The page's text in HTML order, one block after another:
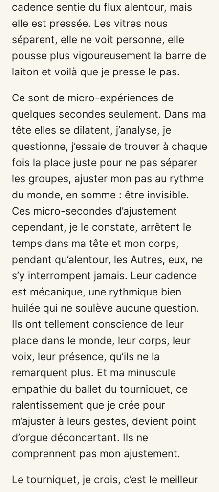
cadence sentie du flux alentour, mais
elle est pressée. Les vitres nous
séparent, elle ne voit personne, elle
pousse plus vigoureusement la barre de
laiton et voilà que je presse le pas.
Ce sont de micro-expériences de
quelques secondes seulement. Dans ma
tête elles se dilatent, j’analyse, je
questionne, j’essaie de trouver à chaque
fois la place juste pour ne pas séparer
les groupes, ajuster mon pas au rythme
du monde, en somme : être invisible.
Ces micro-secondes d’ajustement
cependant, je le constate, arrêtent le
temps dans ma tête et mon corps,
pendant qu’alentour, les Autres, eux, ne
s’y interrompent jamais. Leur cadence
est mécanique, une rythmique bien
huilée qui ne soulève aucune question.
Ils ont tellement conscience de leur
place dans le monde, leur corps, leur
voix, leur présence, qu’ils ne la
remarquent plus. Et ma minuscule
empathie du ballet du tourniquet, ce
ralentissement que je crée pour
m’ajuster à leurs gestes, devient point
d’orgue déconcertant. Ils ne
comprennent pas mon ajustement.
Le tourniquet, je crois, c’est le meilleur